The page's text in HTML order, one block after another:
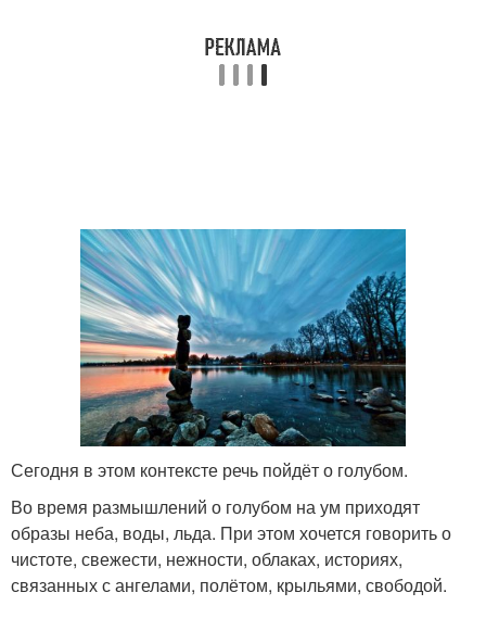
Сегодня в этом контексте речь пойдёт о голубом.
Во время размышлений о голубом на ум приходят
образы неба, воды, льда. При этом хочется говорить о
чистоте, свежести, нежности, облаках, историях,
связанных с ангелами, полётом, крыльями, свободой.